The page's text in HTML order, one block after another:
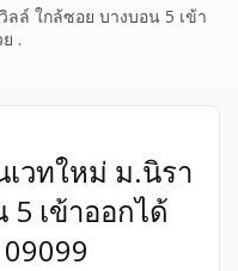
ลล์ ใกล้ซอย บางบอน 5 เข้า
.
เวทใหม่ ม.นิรา
เข้าออกได้